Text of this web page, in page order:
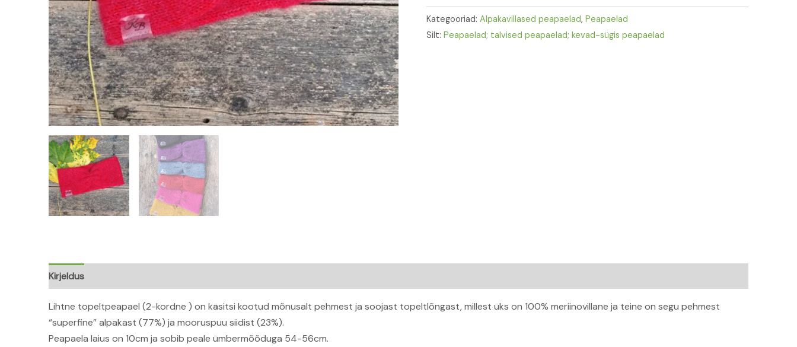
Kategooriad:Alpakavillased peapaelad,Peapaelad
Silt:Peapaelad; talvised peapaelad; kevad-sügis peapaelad
Kirjeldus
Lihtne topeltpeapael (2-kordne ) on käsitsi kootud mõnusalt pehmest ja soojast topeltlõngast, millest üks on 100% meriinovillane ja teine on segu pehmest
“superfine” alpakast (77%) ja mooruspuu siidist (23%).
Peapaela laius on 10cm ja sobib peale ümbermõõduga 54-56cm.